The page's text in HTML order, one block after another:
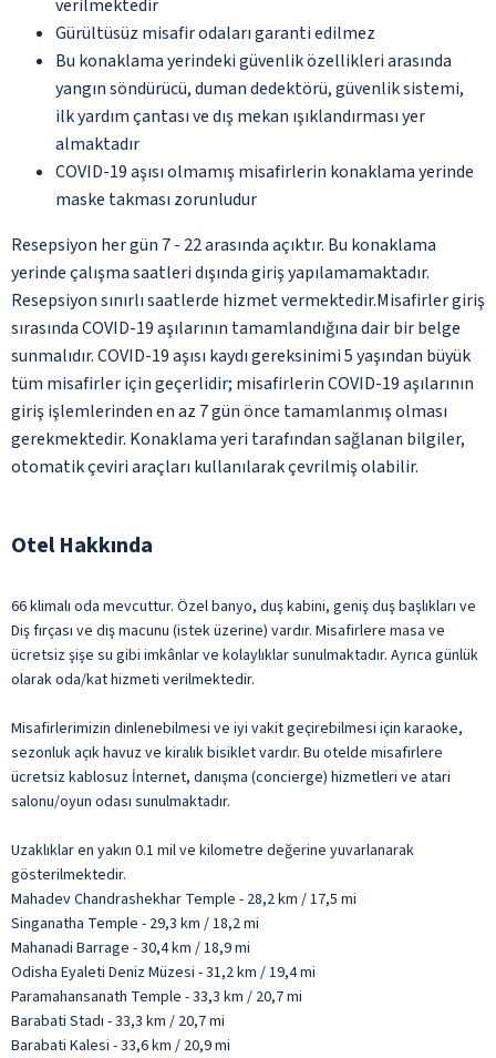
verilmektedir
Gürültüsüz misafir odaları garanti edilmez
Bu konaklama yerindeki güvenlik özellikleri arasında
yangın söndürücü, duman dedektörü, güvenlik sistemi,
ilk yardım çantası ve dış mekan ışıklandırması yer
almaktadır
COVID-19 aşısı olmamış misafirlerin konaklama yerinde
maske takması zorunludur
Resepsiyon her gün 7 - 22 arasında açıktır. Bu konaklama
yerinde çalışma saatleri dışında giriş yapılamamaktadır.
Resepsiyon sınırlı saatlerde hizmet vermektedir.Misafirler giriş
sırasında COVID-19 aşılarının tamamlandığına dair bir belge
sunmalıdır. COVID-19 aşısı kaydı gereksinimi 5 yaşından büyük
tüm misafirler için geçerlidir; misafirlerin COVID-19 aşılarının
giriş işlemlerinden en az 7 gün önce tamamlanmış olması
gerekmektedir. Konaklama yeri tarafından sağlanan bilgiler,
otomatik çeviri araçları kullanılarak çevrilmiş olabilir.
Otel Hakkında
66 klimalı oda mevcuttur. Özel banyo, duş kabini, geniş duş başlıkları ve
Diş fırçası ve diş macunu (istek üzerine) vardır. Misafirlere masa ve
ücretsiz şişe su gibi imkânlar ve kolaylıklar sunulmaktadır. Ayrıca günlük
olarak oda/kat hizmeti verilmektedir.
Misafirlerimizin dinlenebilmesi ve iyi vakit geçirebilmesi için karaoke,
sezonluk açık havuz ve kiralık bisiklet vardır. Bu otelde misafirlere
ücretsiz kablosuz İnternet, danışma (concierge) hizmetleri ve atari
salonu/oyun odası sunulmaktadır.
Uzaklıklar en yakın 0.1 mil ve kilometre değerine yuvarlanarak
gösterilmektedir.
Mahadev Chandrashekhar Temple - 28,2 km / 17,5 mi
Singanatha Temple - 29,3 km / 18,2 mi
Mahanadi Barrage - 30,4 km / 18,9 mi
Odisha Eyaleti Deniz Müzesi - 31,2 km / 19,4 mi
Paramahansanath Temple - 33,3 km / 20,7 mi
Barabati Stadı - 33,3 km / 20,7 mi
Barabati Kalesi - 33,6 km / 20,9 mi